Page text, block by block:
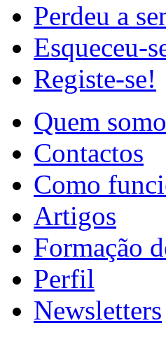
Perdeu a
Esqueceu-
Registe-se!
Quem
Contactos
Como
Artigos
Formação
Perfil
Newsletters